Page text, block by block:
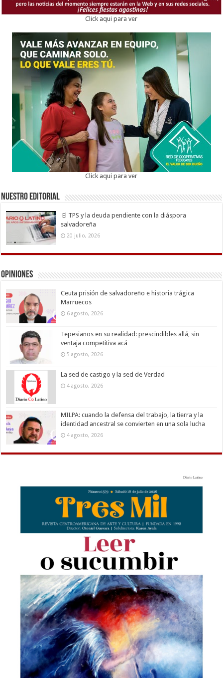
Click aqui para ver
Click aqui para ver
Nuestro Editorial
El TPS y la deuda pendiente con la diáspora
salvadoreña
20 julio, 2026
Opiniones
Ceuta prisión de salvadoreño e historia trágica
Marruecos
6 agosto, 2026
Tepesianos en su realidad: prescindibles allá, sin
ventaja competitiva acá
5 agosto, 2026
La sed de castigo y la sed de Verdad
4 agosto, 2026
MILPA: cuando la defensa del trabajo, la tierra y la
identidad ancestral se convierten en una sola lucha
4 agosto, 2026